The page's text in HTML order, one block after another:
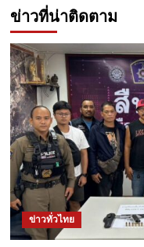
ข่าวที่น่าติดตาม
ข่าวทั่วไทย